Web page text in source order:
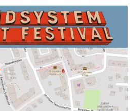
dane w tej przeglądarce podczas
komentarzy.